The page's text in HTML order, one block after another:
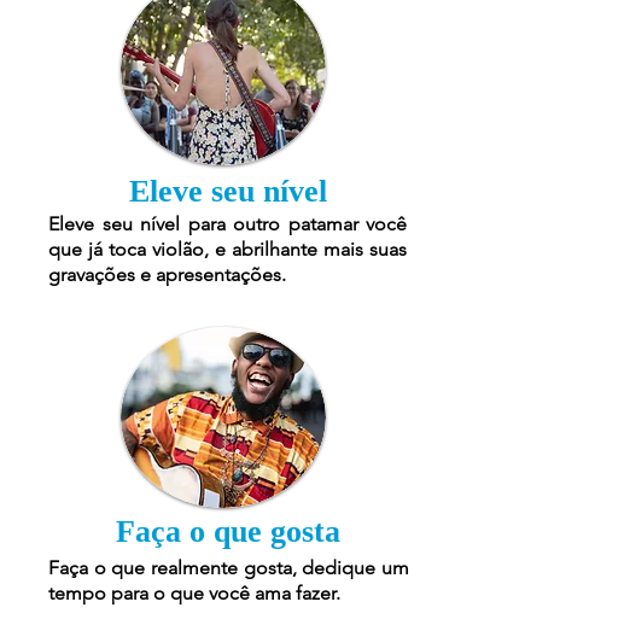
Eleve seu nível
Eleve seu nível para outro patamar você
que já toca violão, e abrilhante mais suas
gravações e apresentações.
Faça o que gosta
Faça o que realmente gosta, dedique um
tempo para o que você ama fazer.